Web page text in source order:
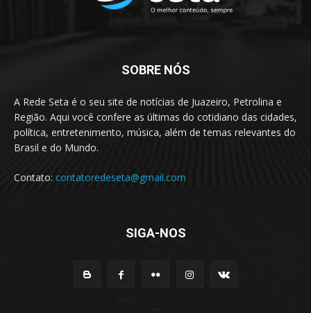
SOBRE NÓS
A Rede Seta é o seu site de notícias de Juazeiro, Petrolina e
Região. Aqui você confere as últimas do cotidiano das cidades,
política, entretenimento, música, além de temas relevantes do
Brasil e do Mundo.
Contato: contatoredeseta@gmail.com
SIGA-NOS